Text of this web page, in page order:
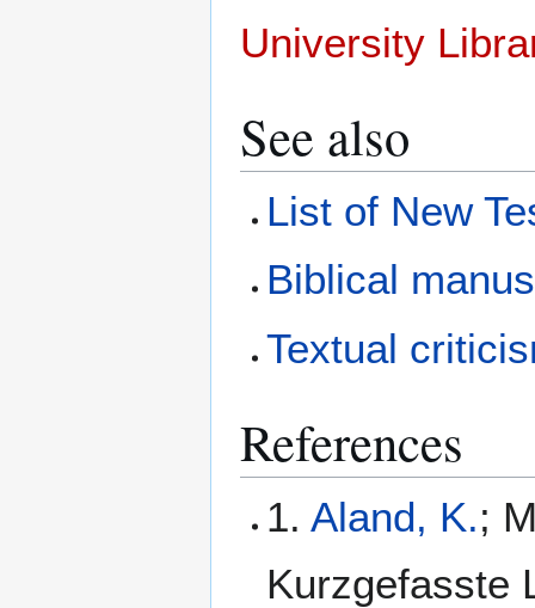
University
See also
List of New
Biblical
Textual
References
1.Aland, K.;
Kurzgefasste